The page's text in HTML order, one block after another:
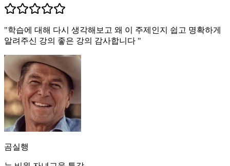
"학습에 대해 다시 생각해보고 왜 이 주제인지 쉽고 명확하게
알려주신 강의 좋은 강의 감사합니다 "
곰실행